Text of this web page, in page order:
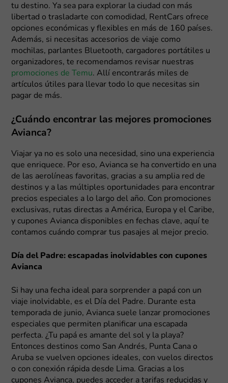
tu destino. Ya sea para explorar la ciudad con más
libertad o trasladarte con comodidad, RentCars ofrece
opciones económicas y flexibles en más de 160 países.
Además, si necesitas accesorios de viaje como
mochilas, parlantes Bluetooth, cargadores portátiles u
organizadores, te recomendamos revisar nuestras
promociones de Temu. Allí encontrarás miles de
artículos útiles para llevar todo lo que necesitas sin
pagar de más.
¿Cuándo encontrar las mejores promociones
Avianca?
Viajar ya no es solo una necesidad, sino una experiencia
que enriquece. Por eso, Avianca se ha convertido en una
de las aerolíneas favoritas, gracias a su amplia red de
destinos y a las múltiples oportunidades para encontrar
precios especiales a lo largo del año. Con promociones
exclusivas, rutas directas a América, Europa y el Caribe,
y cupones Avianca disponibles en fechas clave, aquí te
contamos cuándo comprar tus pasajes al mejor precio.
Día del Padre: escapadas inolvidables con cupones
Avianca
Si hay una fecha ideal para sorprender a papá con un
viaje inolvidable, es el Día del Padre. Durante esta
temporada de junio, Avianca suele lanzar promociones
especiales que permiten planificar una escapada
perfecta. ¿Tu papá es amante del sol y la playa?
Entonces destinos como San Andrés, Punta Cana o
Aruba se vuelven opciones ideales, con vuelos directos
o con conexión rápida desde Lima. Gracias a los
cupones Avianca, puedes acceder a tarifas reducidas y